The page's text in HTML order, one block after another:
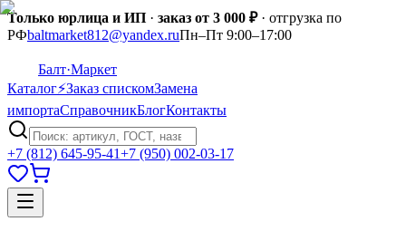
Только юрлица и ИП · заказ от 3 000 ₽· отгрузка по
РФbaltmarket812@yandex.ruПн–Пт 9:00–17:00
Балт·Маркет
Каталог⚡Заказ спискомЗамена
импортаСправочникБлогКонтакты
+7 (812) 645-95-41+7 (950) 002-03-17